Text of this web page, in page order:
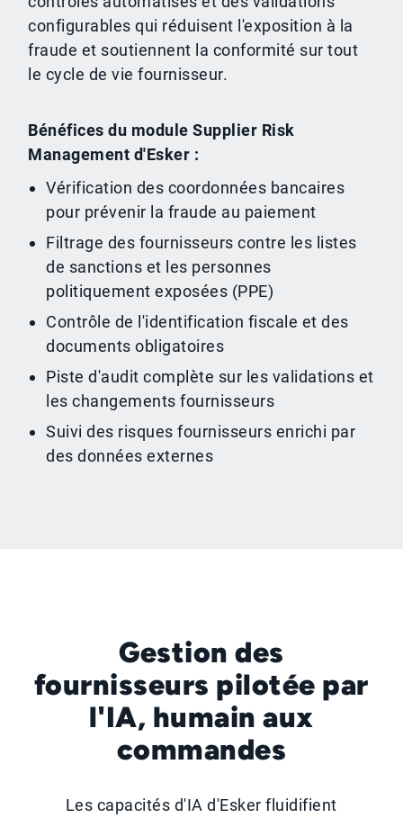
configurables qui réduisent l'exposition à la
fraude et soutiennent la conformité sur tout
le cycle de vie fournisseur.
Bénéfices du module Supplier Risk
Management d'Esker :
Vérification des coordonnées bancaires
pour prévenir la fraude au paiement
Filtrage des fournisseurs contre les listes
de sanctions et les personnes
politiquement exposées (PPE)
Contrôle de l'identification fiscale et des
documents obligatoires
Piste d'audit complète sur les validations et
les changements fournisseurs
Suivi des risques fournisseurs enrichi par
des données externes
Gestion des
fournisseurs pilotée par
l'IA, humain aux
commandes
Les capacités d'IA d'Esker fluidifient